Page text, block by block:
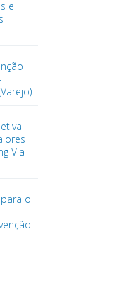
e
Via
o